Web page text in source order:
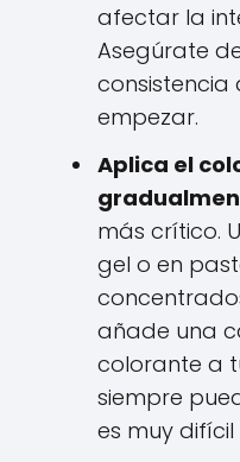
afectar la
Asegúrate
empezar.
Aplica el
más crítico.
gel o en
añade una
colorante a
siempre
es muy